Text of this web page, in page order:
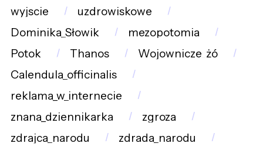
wyjscie
uzdrowiskowe
Dominika_Słowik
mezopotomia
Potok
Thanos
Wojownicze_żó
Calendula_officinalis
reklama_w_internecie
znana_dziennikarka
zgroza
zdrajca_narodu
zdrada_narodu